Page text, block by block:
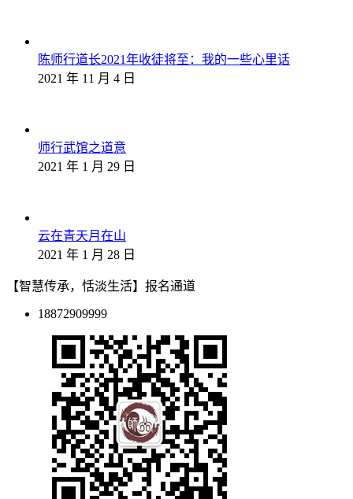
陈师行道长2021年收徒将至：我的一些心里话
2021 年 11 月 4 日
师行武馆之道意
2021 年 1 月 29 日
云在青天月在山
2021 年 1 月 28 日
【智慧传承，恬淡生活】报名通道
18872909999